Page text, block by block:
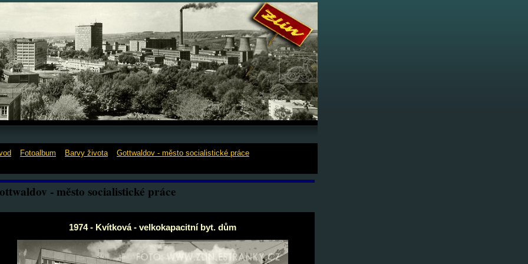
Fotoalbum Barvy života» Gottwaldov - město socialistické práce
- město socialistické práce
1974 - Kvítková - velkokapacitní byt. dům